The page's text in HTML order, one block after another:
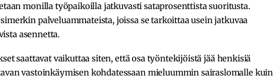
monilla työpaikoilla jatkuvasti sataprosenttista suoritusta.
palveluammateista, joissa se tarkoittaa usein jatkuvaa
asennetta.
saattavat vaikuttaa siten, että osa työntekijöistä jää henkisiä
vastoinkäymisen kohdatessaan mieluummin sairaslomalle kuin